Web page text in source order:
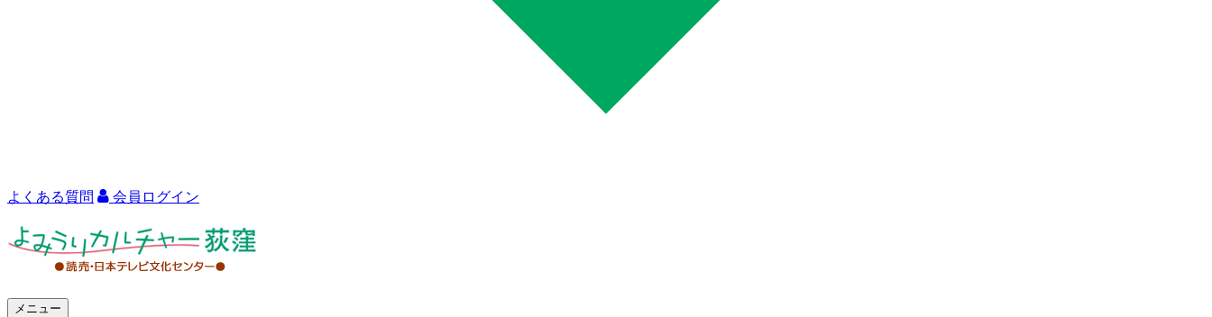
よくある質問 会員ログイン
メニュー